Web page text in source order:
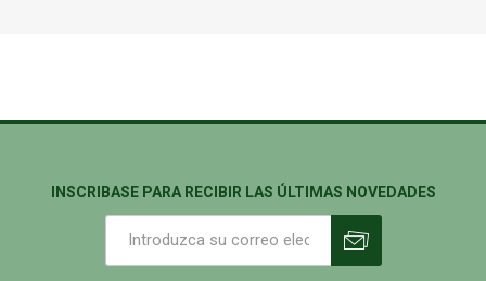
INSCRIBASE PARA RECIBIR LAS ÚLTIMAS NOVEDADES